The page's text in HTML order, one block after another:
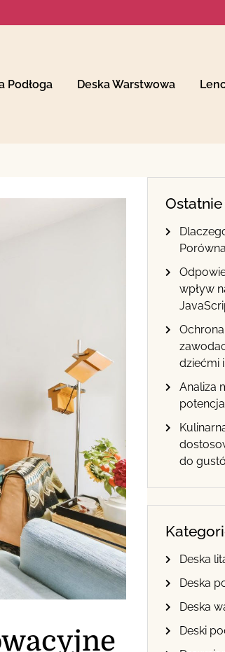
Podłoga Deska Warstwowa
wpływ
dziećmi
Analiza
do
Deska
Deska
Deska
Deski